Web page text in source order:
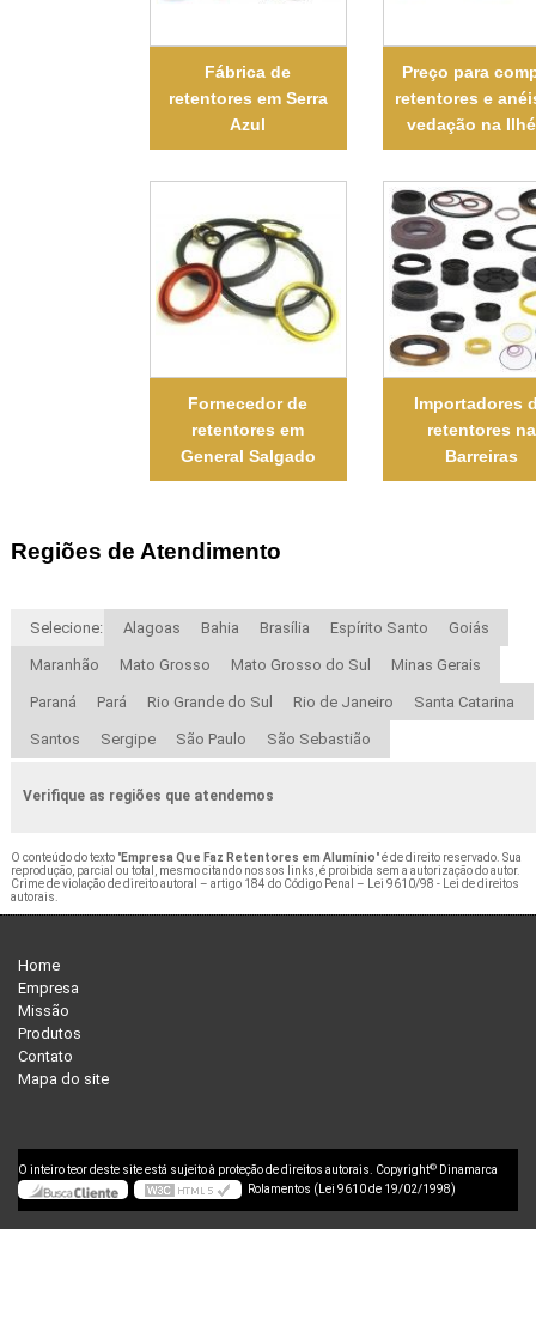
Fábrica de
retentores em Serra
Azul
Preço para
retentores e
vedação na
Fornecedor de
retentores em
General Salgado
Importadores
retentores na
Barreiras
Regiões de Atendimento
Selecione: Alagoas Bahia Brasília Espírito Santo Goiás
Maranhão Mato Grosso Mato Grosso do Sul Minas Gerais
Paraná Pará Rio Grande do Sul Rio de Janeiro Santa Catarina
Santos Sergipe São Paulo São Sebastião
Verifique as regiões que atendemos
O conteúdo do texto "Empresa Que Faz Retentores em Alumínio" é de direito reservado. Sua
reprodução, parcial ou total, mesmo citando nossos links, é proibida sem a autorização do autor.
Crime de violação de direito autoral – artigo 184 do Código Penal – Lei 9610/98 - Lei de direitos
autorais.
Home
Empresa
Missão
Produtos
Contato
Mapa do site
O inteiro teor deste site está sujeito à proteção de direitos autorais. Copyright© Dinamarca
Rolamentos (Lei 9610 de 19/02/1998)